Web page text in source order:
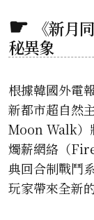
《新月
秘異象
根據韓國外電
新都市超自然
Moon Walk）
燭薪網絡（
典回合制戰鬥
玩家帶來全新